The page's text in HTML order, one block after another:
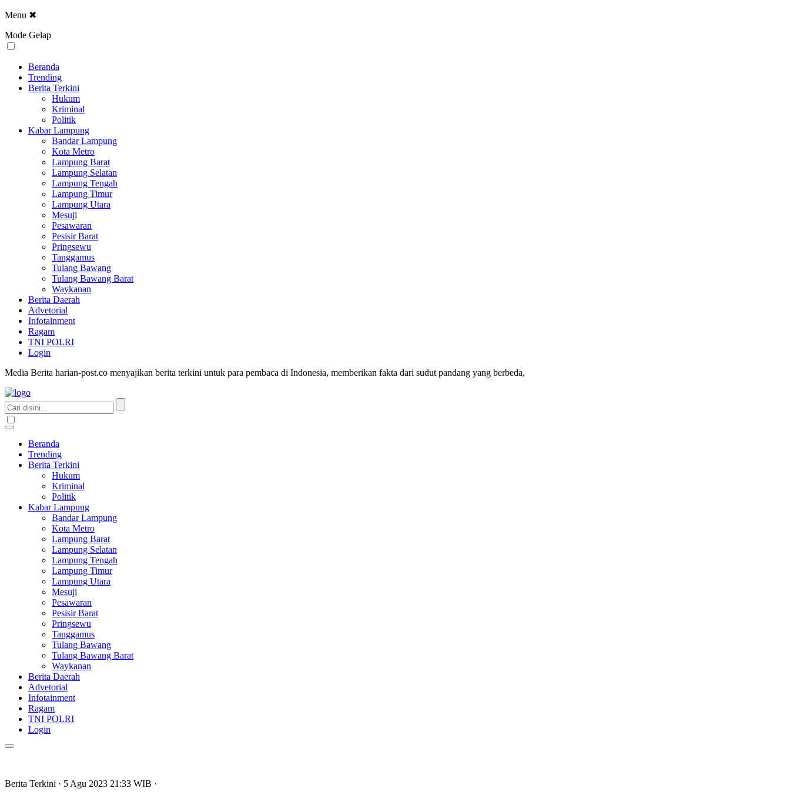
Menu ✖
Mode Gelap
Beranda
Trending
Berita Terkini
Hukum
Kriminal
Politik
Kabar Lampung
Bandar Lampung
Kota Metro
Lampung Barat
Lampung Selatan
Lampung Tengah
Lampung Timur
Lampung Utara
Mesuji
Pesawaran
Pesisir Barat
Pringsewu
Tanggamus
Tulang Bawang
Tulang Bawang Barat
Waykanan
Berita Daerah
Advetorial
Infotainment
Ragam
TNI POLRI
Login
Media Berita harian-post.co menyajikan berita terkini untuk para pembaca di Indonesia, memberikan fakta dari sudut pandang yang berbeda,
Beranda
Trending
Berita Terkini
Hukum
Kriminal
Politik
Kabar Lampung
Bandar Lampung
Kota Metro
Lampung Barat
Lampung Selatan
Lampung Tengah
Lampung Timur
Lampung Utara
Mesuji
Pesawaran
Pesisir Barat
Pringsewu
Tanggamus
Tulang Bawang
Tulang Bawang Barat
Waykanan
Berita Daerah
Advetorial
Infotainment
Ragam
TNI POLRI
Login
Berita Terkini · 5 Agu 2023 21:33 WIB ·